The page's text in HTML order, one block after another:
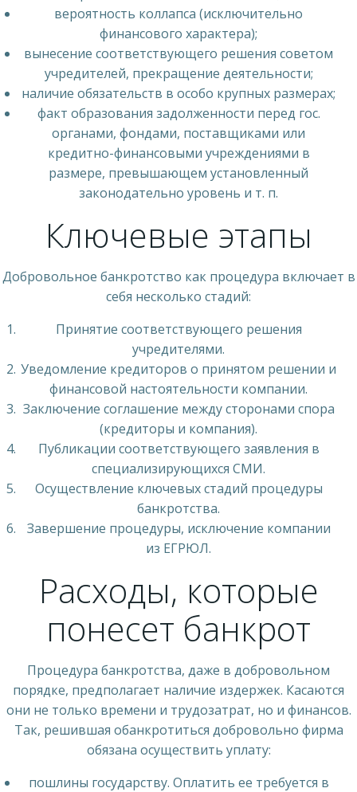
вероятность коллапса (исключительно
финансового характера);
вынесение соответствующего решения советом
учредителей, прекращение деятельности;
наличие обязательств в особо крупных размерах;
факт образования задолженности перед гос.
органами, фондами, поставщиками или
кредитно-финансовыми учреждениями в
размере, превышающем установленный
законодательно уровень и т. п.
Ключевые этапы
Добровольное банкротство как процедура включает в
себя несколько стадий:
Принятие соответствующего решения
учредителями.
Уведомление кредиторов о принятом решении и
финансовой настоятельности компании.
Заключение соглашение между сторонами спора
(кредиторы и компания).
Публикации соответствующего заявления в
специализирующихся СМИ.
Осуществление ключевых стадий процедуры
банкротства.
Завершение процедуры, исключение компании
из ЕГРЮЛ.
Расходы, которые
понесет банкрот
Процедура банкротства, даже в добровольном
порядке, предполагает наличие издержек. Касаются
они не только времени и трудозатрат, но и финансов.
Так, решившая обанкротиться добровольно фирма
обязана осуществить уплату:
пошлины государству. Оплатить ее требуется в